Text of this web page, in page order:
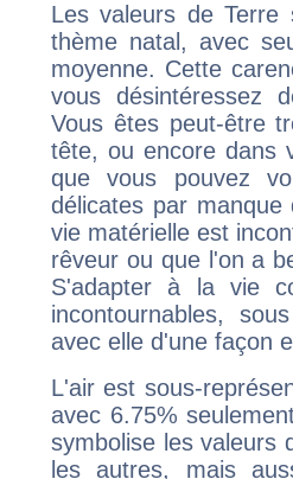
Les valeurs de Terre
thème natal, avec
moyenne. Cette
vous désintéressez
Vous êtes peut-être
tête, ou encore dans
que vous pouvez
délicates par
vie matérielle est
rêveur ou que l'on a
S'adapter à la vie
incontournables,
avec elle d'une façon
L'air est sous-
avec 6.75%
symbolise les valeurs
les autres, mais